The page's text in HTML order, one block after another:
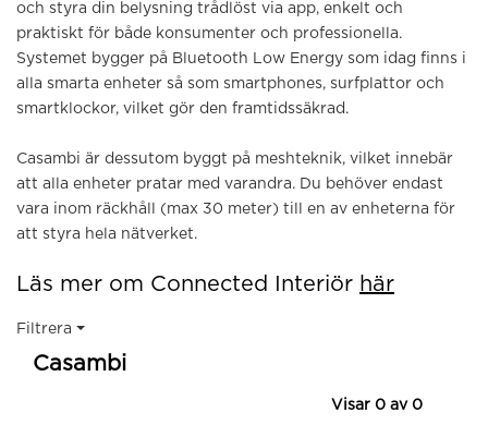
och styra din belysning trådlöst via app, enkelt och
praktiskt för både konsumenter och professionella.
Systemet bygger på Bluetooth Low Energy som idag finns i
alla smarta enheter så som smartphones, surfplattor och
smartklockor, vilket gör den framtidssäkrad.
Casambi är dessutom byggt på meshteknik, vilket innebär
att alla enheter pratar med varandra. Du behöver endast
vara inom räckhåll (max 30 meter) till en av enheterna för
att styra hela nätverket.
Läs mer om Connected Interiör här
Filtrera
Casambi
Visar 0 av 0